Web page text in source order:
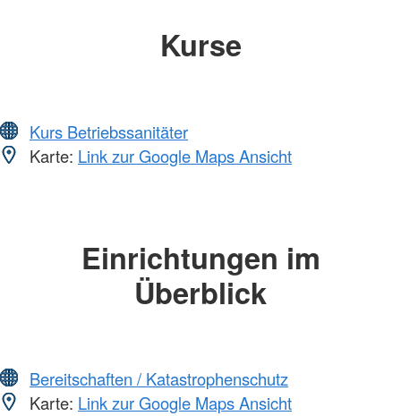
Kurse
Kurs Betriebssanitäter
Karte: Link zur Google Maps Ansicht
Einrichtungen im
Überblick
Bereitschaften / Katastrophenschutz
Karte: Link zur Google Maps Ansicht